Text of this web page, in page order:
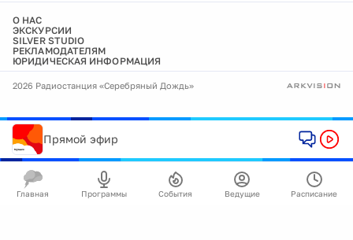
О НАС
ЭКСКУРСИИ
SILVER STUDIO
РЕКЛАМОДАТЕЛЯМ
ЮРИДИЧЕСКАЯ ИНФОРМАЦИЯ
2026 Радиостанция «Серебряный Дождь»
Прямой эфир
Главная Программы События Ведущие Расписание